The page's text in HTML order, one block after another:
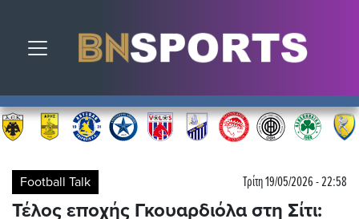
Toggle navigation
Football Talk Τρίτη 19/05/2026 - 22:58
Τέλος εποχής Γκουαρδιόλα στη Σίτι: